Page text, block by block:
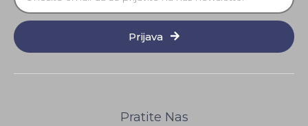
Prijava
Pratite Nas